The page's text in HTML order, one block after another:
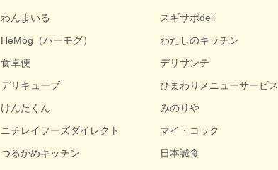
わんまいる
HeMog（ハーモグ）
食卓便
デリキューブ
けんたくん
ニチレイフーズダイレクト
つるかめキッチン
スギサポdeli
わたしのキッチン
デリサンテ
ひまわりメニューサービス
みのりや
マイ・コック
日本誠食